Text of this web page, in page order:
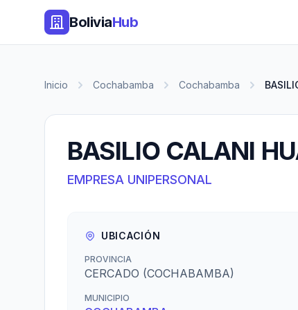
BoliviaHub
Inicio Cochabamba Cochabamba
BASILIO CALANI
EMPRESA UNIPERSONAL
UBICACIÓN
PROVINCIA
CERCADO (COCHABAMBA)
MUNICIPIO